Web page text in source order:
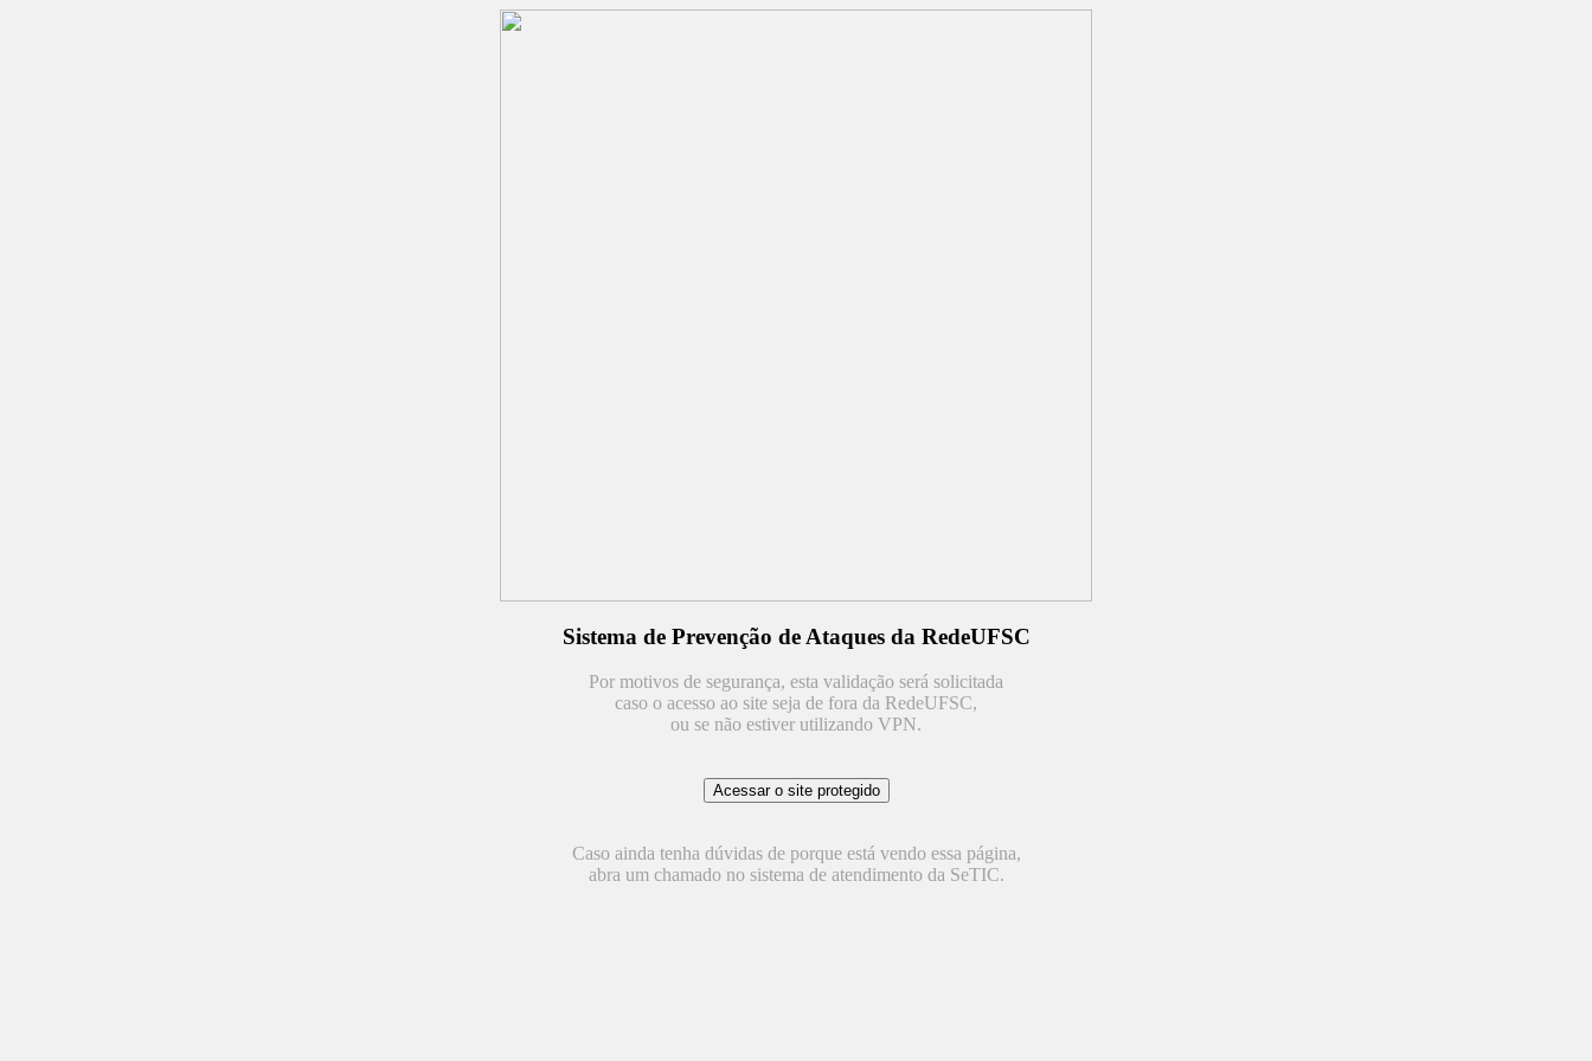
Sistema de Prevenção de Ataques da RedeUFSC
Por motivos de segurança, esta validação será solicitada
caso o acesso ao site seja de fora da RedeUFSC,
ou se não estiver utilizando VPN.
Caso ainda tenha dúvidas de porque está vendo essa página,
abra um chamado no sistema de atendimento da SeTIC.